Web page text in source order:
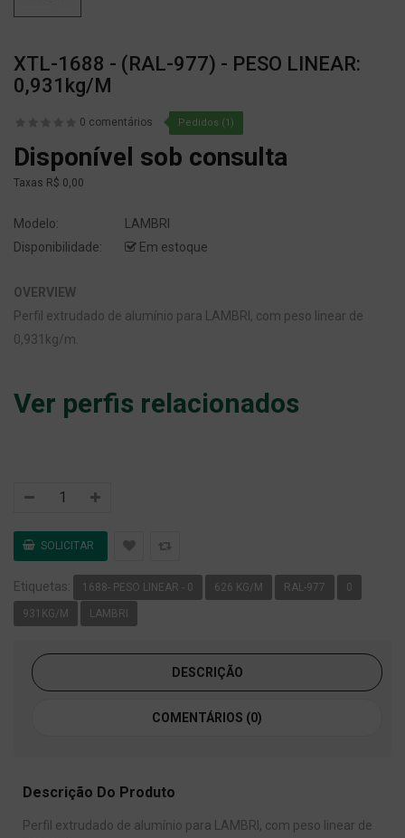
XTL-1688 - (RAL-977) - PESO LINEAR:
0,931kg/m
0 comentários Pedidos (1)
Disponível sob consulta
Taxas R$ 0,00
Modelo:
LAMBRI
Disponibilidade:
Em estoque
OVERVIEW
Perfil extrudado de alumínio para LAMBRI, com peso linear de
0,931kg/m.
Ver perfis relacionados
Etiquetas: 1688- PESO LINEAR - 0 626 KG/M RAL-977 0
931KG/M LAMBRI
DESCRIÇÃO
COMENTÁRIOS (0)
Descrição Do Produto
Perfil extrudado de alumínio para LAMBRI, com peso linear de